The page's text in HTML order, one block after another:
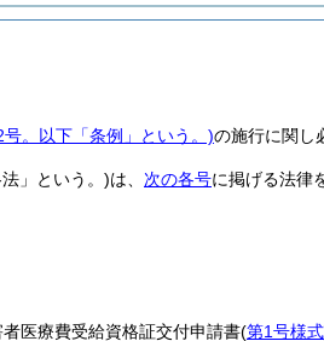
。以下「条例」という。)の施行に関し
」という。)は、 次の各号に掲げる法律
医療費受給資格証交付申請書(第1号様式